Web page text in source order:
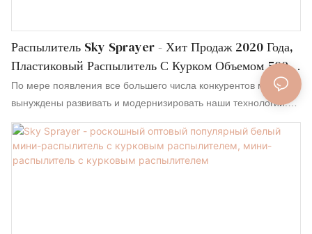
Распылитель Sky Sprayer - Хит Продаж 2020 Года,
Пластиковый Распылитель С Курком Объемом 500
Мл Для Сада, Полностью Пластиковый Распылитель
С Курком
По мере появления все большего числа конкурентов мы
вынуждены развивать и модернизировать наши технологии.
Доказано, что производственный процесс становится более
эффективным, и преимущества популярного в 2020 году
пластикового распылителя с курком объемом 500 мл для сада